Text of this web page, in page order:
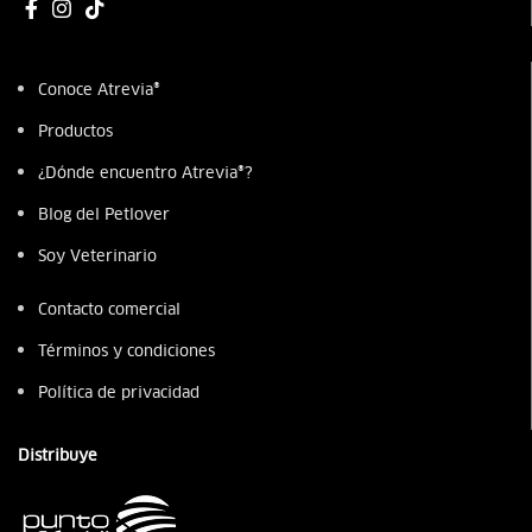
Conoce Atrevia®
Productos
¿Dónde encuentro Atrevia®?
Blog del Petlover
Soy Veterinario
Contacto comercial
Términos y condiciones
Política de privacidad
Distribuye